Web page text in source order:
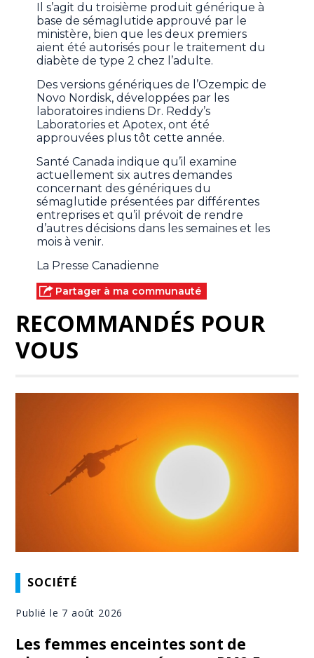
Il s’agit du troisième produit générique à
base de sémaglutide approuvé par le
ministère, bien que les deux premiers
aient été autorisés pour le traitement du
diabète de type 2 chez l’adulte.
Des versions génériques de l’Ozempic de
Novo Nordisk, développées par les
laboratoires indiens Dr. Reddy’s
Laboratories et Apotex, ont été
approuvées plus tôt cette année.
Santé Canada indique qu’il examine
actuellement six autres demandes
concernant des génériques du
sémaglutide présentées par différentes
entreprises et qu’il prévoit de rendre
d’autres décisions dans les semaines et les
mois à venir.
La Presse Canadienne
Partager à ma communauté
RECOMMANDÉS POUR
VOUS
SOCIÉTÉ
Publié le 7 août 2026
Les femmes enceintes sont de